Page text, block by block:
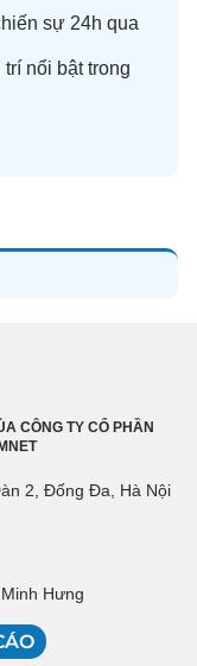
sự 24h qua
trí nổi bật trong
CÔNG TY CỔ PHẦN
2, Đống Đa, Hà Nội
Hưng